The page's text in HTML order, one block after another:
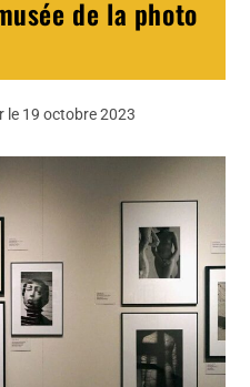
de la photo
le 19 octobre 2023